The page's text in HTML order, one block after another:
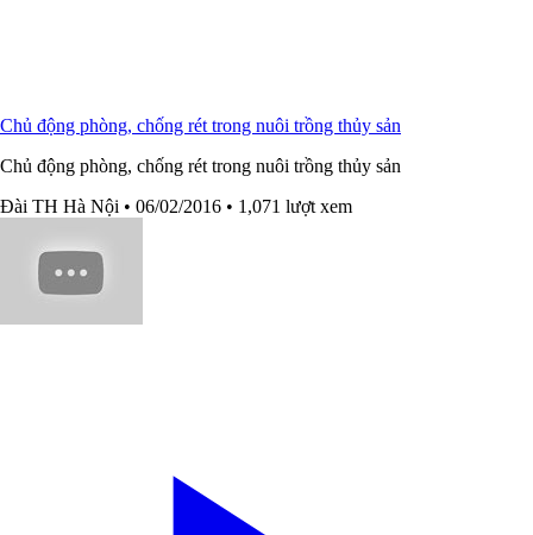
Chủ động phòng, chống rét trong nuôi trồng thủy sản
Chủ động phòng, chống rét trong nuôi trồng thủy sản
Đài TH Hà Nội • 06/02/2016 • 1,071 lượt xem